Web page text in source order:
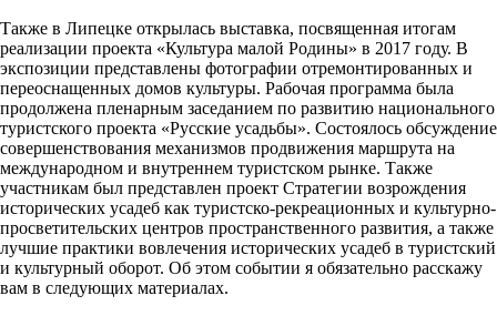
Также в Липецке открылась выставка, посвященная итогам
реализации проекта «Культура малой Родины» в 2017 году. В
экспозиции представлены фотографии отремонтированных и
переоснащенных домов культуры. Рабочая программа была
продолжена пленарным заседанием по развитию национального
туристского проекта «Русские усадьбы». Состоялось обсуждение
совершенствования механизмов продвижения маршрута на
международном и внутреннем туристском рынке. Также
участникам был представлен проект Стратегии возрождения
исторических усадеб как туристско-рекреационных и культурно-
просветительских центров пространственного развития, а также
лучшие практики вовлечения исторических усадеб в туристский
и культурный оборот. Об этом событии я обязательно расскажу
вам в следующих материалах.